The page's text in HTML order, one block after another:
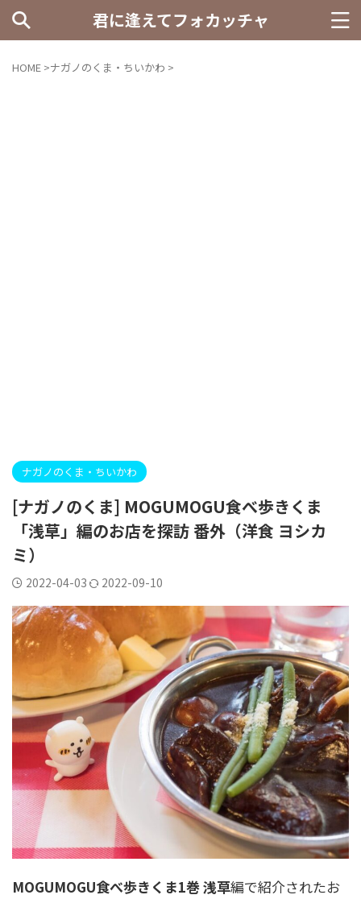
君に逢えてフォカッチャ
HOME >ナガノのくま・ちいかわ >
ナガノのくま・ちいかわ
[ナガノのくま] MOGUMOGU食べ歩きくま
「浅草」編のお店を探訪 番外（洋食 ヨシカ
ミ）
2022-04-03 2022-09-10
MOGUMOGU食べ歩きくま1巻浅草編で紹介されたお